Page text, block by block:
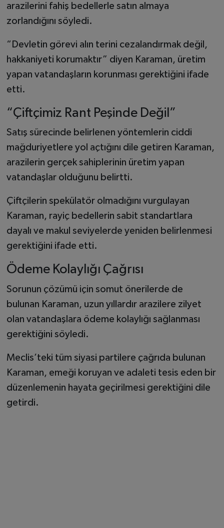
arazilerini fahiş bedellerle satın almaya
zorlandığını söyledi.
“Devletin görevi alın terini cezalandırmak değil,
hakkaniyeti korumaktır” diyen Karaman, üretim
yapan vatandaşların korunması gerektiğini ifade
etti.
“Çiftçimiz Rant Peşinde Değil”
Satış sürecinde belirlenen yöntemlerin ciddi
mağduriyetlere yol açtığını dile getiren Karaman,
arazilerin gerçek sahiplerinin üretim yapan
vatandaşlar olduğunu belirtti.
Çiftçilerin spekülatör olmadığını vurgulayan
Karaman, rayiç bedellerin sabit standartlara
dayalı ve makul seviyelerde yeniden belirlenmesi
gerektiğini ifade etti.
Ödeme Kolaylığı Çağrısı
Sorunun çözümü için somut önerilerde de
bulunan Karaman, uzun yıllardır arazilere zilyet
olan vatandaşlara ödeme kolaylığı sağlanması
gerektiğini söyledi.
Meclis’teki tüm siyasi partilere çağrıda bulunan
Karaman, emeği koruyan ve adaleti tesis eden bir
düzenlemenin hayata geçirilmesi gerektiğini dile
getirdi.